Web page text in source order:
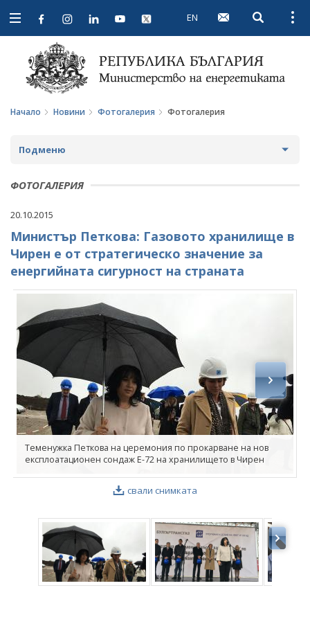
Open
navigation
EN Open
Начало Новини Фотогалерия Фотогалерия
Подменю
НОВИНИ
ПРЕДСТОЯЩИ СЪБИТИЯ
ЗА ОБЩЕСТВЕНО ОБСЪЖДАНЕ
ПРОЕКТИ ЗА ОБЩЕСТВЕНО ОБСЪЖДАНЕ
ЗАВЪРШИЛИ ПРОЦЕДУРИ ЗА ОБЩЕСТВЕНО
ИНТЕРВЮТА
ПАРЛАМЕНТАРЕН КОНТРОЛ
ФОТОГАЛЕРИЯ
ВИДЕОГАЛЕРИЯ
ФОТОГАЛЕРИЯ
20.10.2015
Министър Петкова: Газовото хранилище в
Чирен е от стратегическо значение за
енергийната сигурност на страната
свали снимката
Теменужка Петкова на церемония по прокарване на нов
експлоатационен сондаж Е-72 на хранилището в Чирен